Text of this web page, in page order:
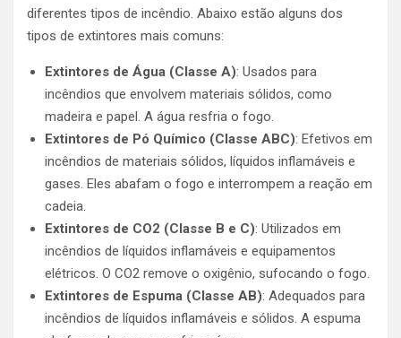
diferentes tipos de incêndio. Abaixo estão alguns dos
tipos de extintores mais comuns:
Extintores de Água (Classe A): Usados para
incêndios que envolvem materiais sólidos, como
madeira e papel. A água resfria o fogo.
Extintores de Pó Químico (Classe ABC): Efetivos em
incêndios de materiais sólidos, líquidos inflamáveis e
gases. Eles abafam o fogo e interrompem a reação em
cadeia.
Extintores de CO2 (Classe B e C): Utilizados em
incêndios de líquidos inflamáveis e equipamentos
elétricos. O CO2 remove o oxigênio, sufocando o fogo.
Extintores de Espuma (Classe AB): Adequados para
incêndios de líquidos inflamáveis e sólidos. A espuma